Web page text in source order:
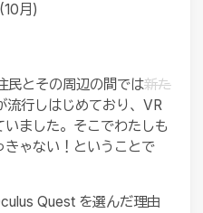
月)
民とその周辺の間では新た
流行しはじめており、VR
ました。そこでわたしも
きゃない！ということで
Quest を選んだ理由